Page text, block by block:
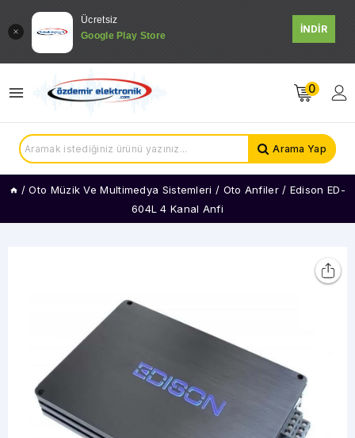
Ücretsiz
Google Play Store
İNDİR
0
Arama Yap
/ Oto Müzik Ve Multimedya Sistemleri / Oto Anfiler / Edison ED-
604L 4 Kanal Anfi